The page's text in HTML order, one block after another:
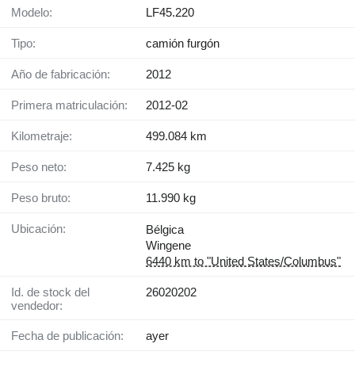
Modelo: LF45.220
Tipo: camión furgón
Año de fabricación: 2012
Primera matriculación: 2012-02
Kilometraje: 499.084 km
Peso neto: 7.425 kg
Peso bruto: 11.990 kg
Ubicación:
Bélgica
Wingene
6440 km to "United States/Columbus"
Id. de stock del
vendedor:
26020202
Fecha de publicación: ayer